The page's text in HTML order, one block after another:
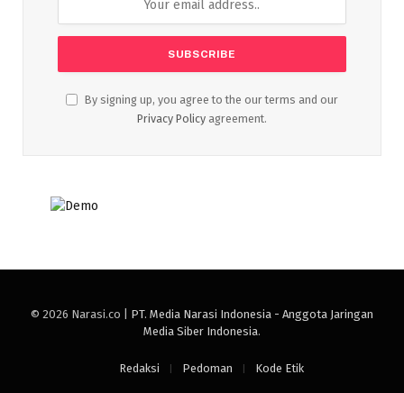
By signing up, you agree to the our terms and our
Privacy Policy agreement.
© 2026 Narasi.co | PT. Media Narasi Indonesia - Anggota Jaringan
Media Siber Indonesia.
Redaksi Pedoman Kode Etik